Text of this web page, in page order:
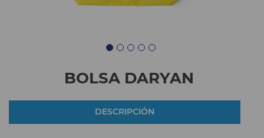
BOLSA DARYAN
DESCRIPCIÓN